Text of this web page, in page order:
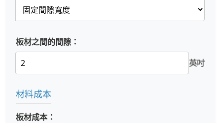
板材之間的間隙：
英吋
材料成本
板材成本：